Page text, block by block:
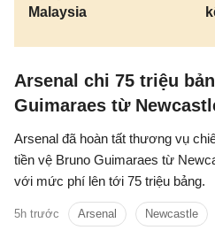
Malaysia
Arsenal chi 75 triệu
Guimaraes từ
Arsenal đã hoàn tất thương vụ
tiền vệ Bruno Guimaraes từ
với mức phí lên tới 75 triệu bảng.
5h trước Arsenal Newcastle